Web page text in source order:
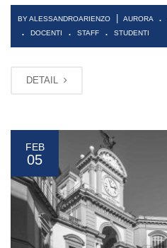
BY ALESSANDROARIENZO AURORA .
. DOCENTI . STAFF . STUDENTI
DETAIL
FEB
05